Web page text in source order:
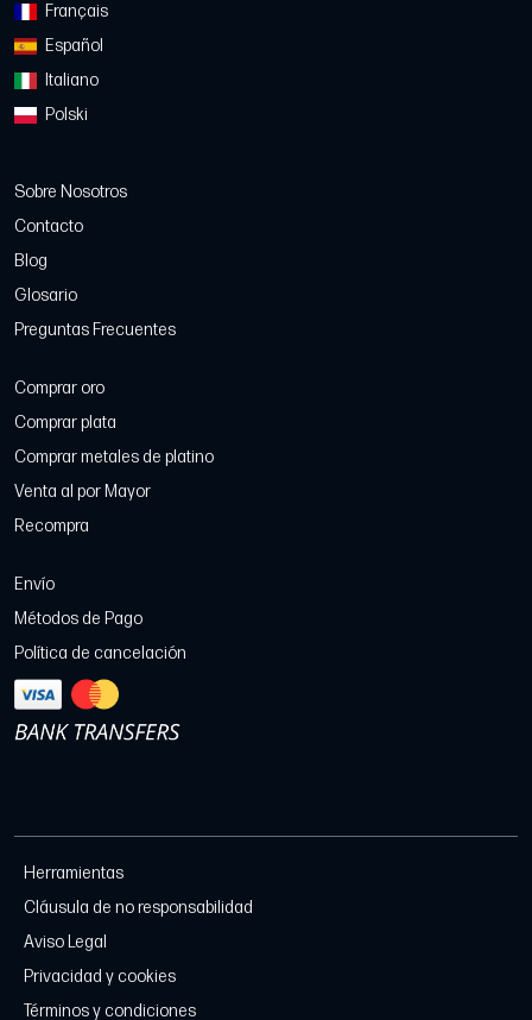
Français
Español
Italiano
Polski
Sobre Nosotros
Contacto
Blog
Glosario
Preguntas Frecuentes
Comprar oro
Comprar plata
Comprar metales de platino
Venta al por Mayor
Recompra
Envío
Métodos de Pago
Política de cancelación
Herramientas
Cláusula de no responsabilidad
Aviso Legal
Privacidad y cookies
Términos y condiciones